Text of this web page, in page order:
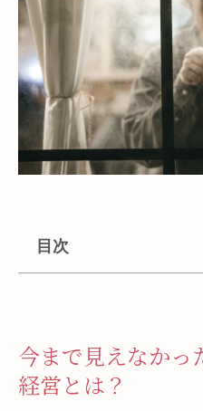
目次
今まで見えなかっ
経営とは？